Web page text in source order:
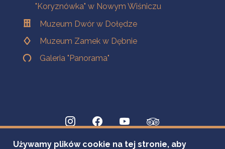
"Koryznówka" w Nowym Wiśniczu
Muzeum Dwór w Dołędze
Muzeum Zamek w Dębnie
Galeria "Panorama"
Używamy plików cookie na tej stronie, aby